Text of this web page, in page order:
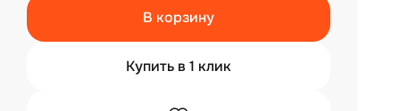
В корзину
Купить в 1 клик